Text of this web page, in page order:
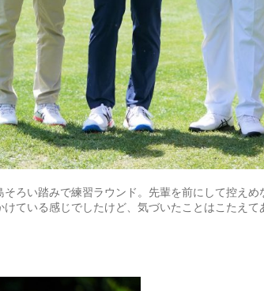
そろい踏みで練習ラウンド。先輩を前にして控え
ている感じでしたけど、気づいたことはこたえ